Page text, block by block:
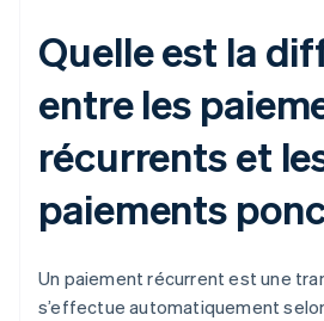
Quelle est la
entre les
récurrents et
paiements
Un paiement récurrent est une
s’effectue automatiquement